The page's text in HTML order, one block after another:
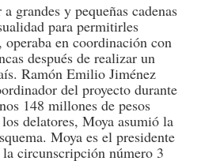
grandes y pequeñas cadenas
para permitirles
en coordinación con
después de realizar un
Ramón Emilio Jiménez
del proyecto durante
148 millones de pesos
delatores, Moya asumió la
Moya es el presidente
circunscripción número 3